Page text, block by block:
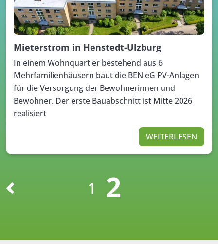
Mieterstrom in Henstedt-Ulzburg
In einem Wohnquartier bestehend aus 6
Mehrfamilienhäusern baut die BEN eG PV-Anlagen
für die Versorgung der Bewohnerinnen und
Bewohner. Der erste Bauabschnitt ist Mitte 2026
realisiert
WEITERLESEN
1 2